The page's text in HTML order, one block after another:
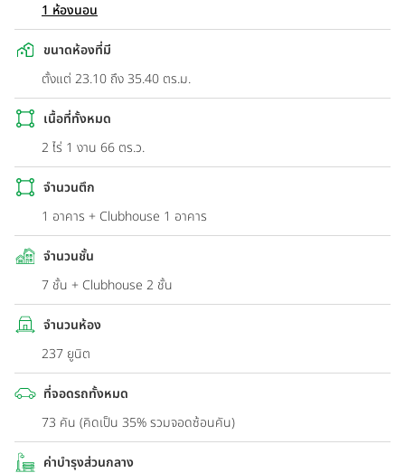
1 ห้องนอน
ขนาดห้องที่มี
ตั้งแต่ 23.10 ถึง 35.40 ตร.ม.
เนื้อที่ทั้งหมด
2 ไร่ 1 งาน 66 ตร.ว.
จำนวนตึก
1 อาคาร + Clubhouse 1 อาคาร
จำนวนชั้น
7 ชั้น + Clubhouse 2 ชั้น
จำนวนห้อง
237 ยูนิต
ที่จอดรถทั้งหมด
73 คัน (คิดเป็น 35% รวมจอดซ้อนคัน)
ค่าบำรุงส่วนกลาง